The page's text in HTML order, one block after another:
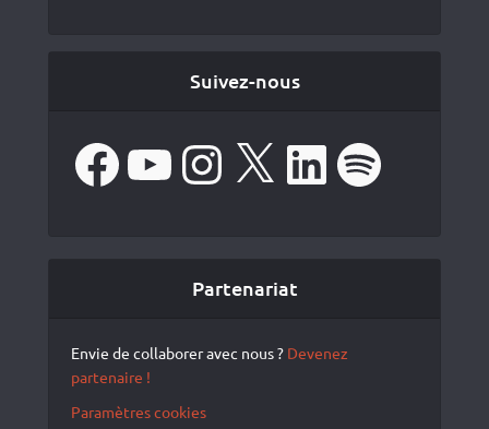
Suivez-nous
Facebook Instagram LinkedIn Spotify
Partenariat
Envie de collaborer avec nous ? Devenez
partenaire !
Paramètres cookies